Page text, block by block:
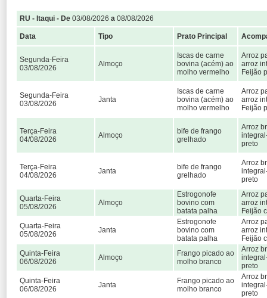
RU - Itaqui - De 03/08/2026 a 08/08/2026
Data Tipo Prato Principal
Segunda-Feira
03/08/2026
Almoço
Iscas de carne
bovina (acém) ao
molho vermelho
Arroz
arroz
Feijão
Segunda-Feira
03/08/2026
Janta
Iscas de carne
bovina (acém) ao
molho vermelho
Arroz
arroz
Feijão
Terça-Feira
04/08/2026
Almoço
bife de frango
grelhado
Arroz
preto
Terça-Feira
04/08/2026
Janta
bife de frango
grelhado
Arroz
preto
Quarta-Feira
05/08/2026
Almoço
Estrogonofe
bovino com
batata palha
Arroz
arroz
Feijão
Quarta-Feira
05/08/2026
Janta
Estrogonofe
bovino com
batata palha
Arroz
arroz
Feijão
Quinta-Feira
06/08/2026
Almoço
Frango picado ao
molho branco
Arroz
preto
Quinta-Feira
06/08/2026
Janta
Frango picado ao
molho branco
Arroz
preto